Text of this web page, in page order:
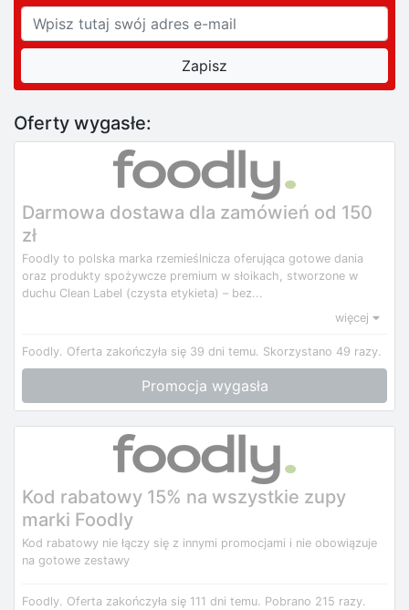
Oferty wygasłe:
Darmowa dostawa dla zamówień od 150
zł
Foodly to polska marka rzemieślnicza oferująca gotowe dania
oraz produkty spożywcze premium w słoikach, stworzone w
duchu Clean Label (czysta etykieta) – bez...
więcej
Foodly. Oferta zakończyła się 39 dni temu. Skorzystano 49 razy.
Promocja wygasła
Kod rabatowy 15% na wszystkie zupy
marki Foodly
Kod rabatowy nie łączy się z innymi promocjami i nie obowiązuje
na gotowe zestawy
Foodly. Oferta zakończyła się 111 dni temu. Pobrano 215 razy.